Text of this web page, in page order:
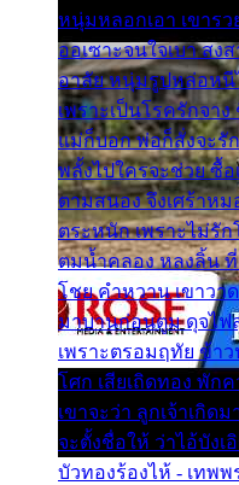
หนุ่มหลอกเอา เขาร
ออเซาะจนใจเบา สง
อาลัย หนุ่มรูปหล่อหนี
เพราะเป็นโรครักจา
แม่ก็บอก พ่อก็สั่งจะรั
พลั้งไปใครจะช่วย ซื้อ
ตามสนอง จึงเศร้าห
ตระหนัก เพราะไม่รั
ตมน้ำคลอง หลงลิ้น
โชย คำหวาน เขาวา
มาบานก่อนตูม ดุจไฟ
เพราะตรอมฤทัย ข้า
โศก เสียเถิดทอง พัก
เขาจะว่า ลูกเจ้าเกิด
จะตั้งชื่อให้ ว่าไอ้บังเ
บัวทองร้องไห้ - เทพ